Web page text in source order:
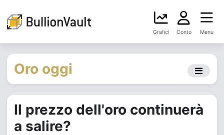
Grafici Conto Menu
Oro oggi
Il prezzo dell'oro continuerà
a salire?